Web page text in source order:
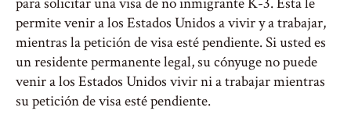
permite venir a los Estados Unidos a vivir y a trabajar,
mientras la petición de visa esté pendiente. Si usted es
un residente permanente legal, su cónyuge no puede
venir a los Estados Unidos vivir ni a trabajar mientras
su petición de visa esté pendiente.